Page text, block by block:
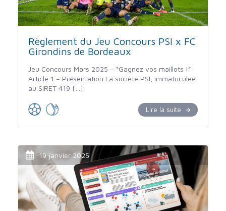
Règlement du Jeu Concours PSI x FC
Girondins de Bordeaux
Jeu Concours Mars 2025 – “Gagnez vos maillots !”
Article 1 – Présentation La société PSI, immatriculée
au SIRET 419 […]
Lire la suite
19 janvier 2025